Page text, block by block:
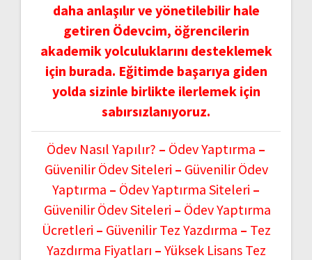
daha anlaşılır ve yönetilebilir hale
getiren Ödevcim, öğrencilerin
akademik yolculuklarını desteklemek
için burada. Eğitimde başarıya giden
yolda sizinle birlikte ilerlemek için
sabırsızlanıyoruz.
Ödev Nasıl Yapılır? – Ödev Yaptırma –
Güvenilir Ödev Siteleri – Güvenilir Ödev
Yaptırma – Ödev Yaptırma Siteleri –
Güvenilir Ödev Siteleri – Ödev Yaptırma
Ücretleri – Güvenilir Tez Yazdırma – Tez
Yazdırma Fiyatları – Yüksek Lisans Tez